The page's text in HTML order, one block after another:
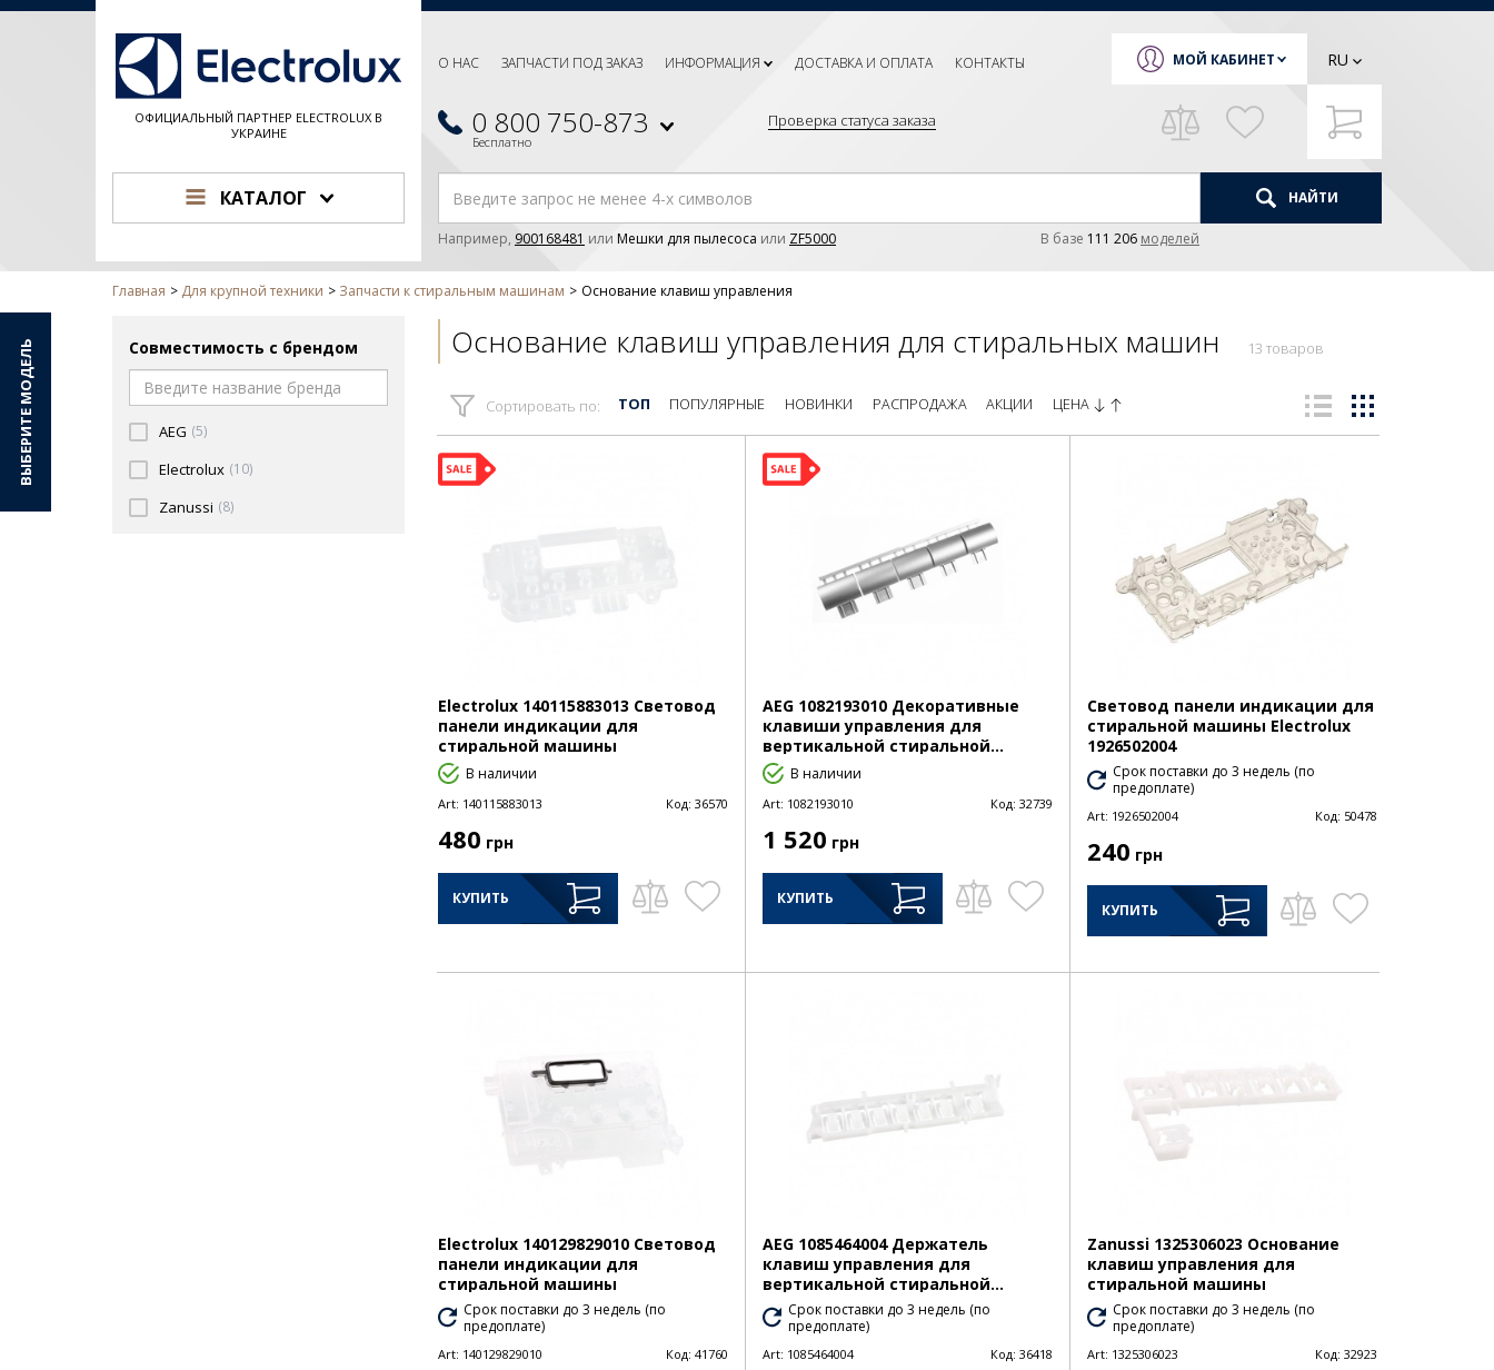
ОФИЦИАЛЬНЫЙ ПАРТНЕР ELECTROLUX В
УКРАИНЕ
О НАС ЗАПЧАСТИ ПОД ЗАКАЗ ИНФОРМАЦИЯ ДОСТАВКА И ОПЛАТА КОНТАКТЫ
0 800 750-873
Бесплатно
Проверка статуса заказа
МОЙ КАБИНЕТ RU
КАТАЛОГ НАЙТИ
Например, 900168481 или Мешки для пылесоса или ZF5000 В базе 111 206 моделей
Главная Для крупной техники Запчасти к стиральным машинам Основание клавиш управления
Совместимость с брендом
AEG (5)
Electrolux (10)
Zanussi (8)
Основание клавиш управления для стиральных машин 13 товаров
Сортировать по: ТОП ПОПУЛЯРНЫЕ НОВИНКИ РАСПРОДАЖА АКЦИИ ЦЕНА
Electrolux 140115883013 Световод
панели индикации для
стиральной машины
В наличии
Art: 140115883013 Код: 36570
480 грн
КУПИТЬ
AEG 1082193010 Декоративные
клавиши управления для
вертикальной стиральной...
В наличии
Art: 1082193010 Код: 32739
1 520 грн
КУПИТЬ
Световод панели индикации для
стиральной машины Electrolux
1926502004
Срок поставки до 3 недель (по
предоплате)
Art: 1926502004 Код: 50478
240 грн
КУПИТЬ
Electrolux 140129829010 Световод
панели индикации для
стиральной машины
Срок поставки до 3 недель (по
предоплате)
Art: 140129829010 Код: 41760
AEG 1085464004 Держатель
клавиш управления для
вертикальной стиральной...
Срок поставки до 3 недель (по
предоплате)
Art: 1085464004 Код: 36418
Zanussi 1325306023 Основание
клавиш управления для
стиральной машины
Срок поставки до 3 недель (по
предоплате)
Art: 1325306023 Код: 32923
ВЫБЕРИТЕ МОДЕЛЬ